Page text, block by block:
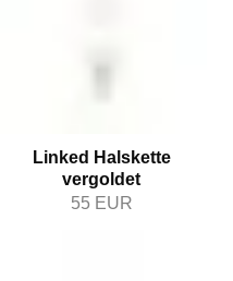
Linked Halskette
vergoldet
55 EUR